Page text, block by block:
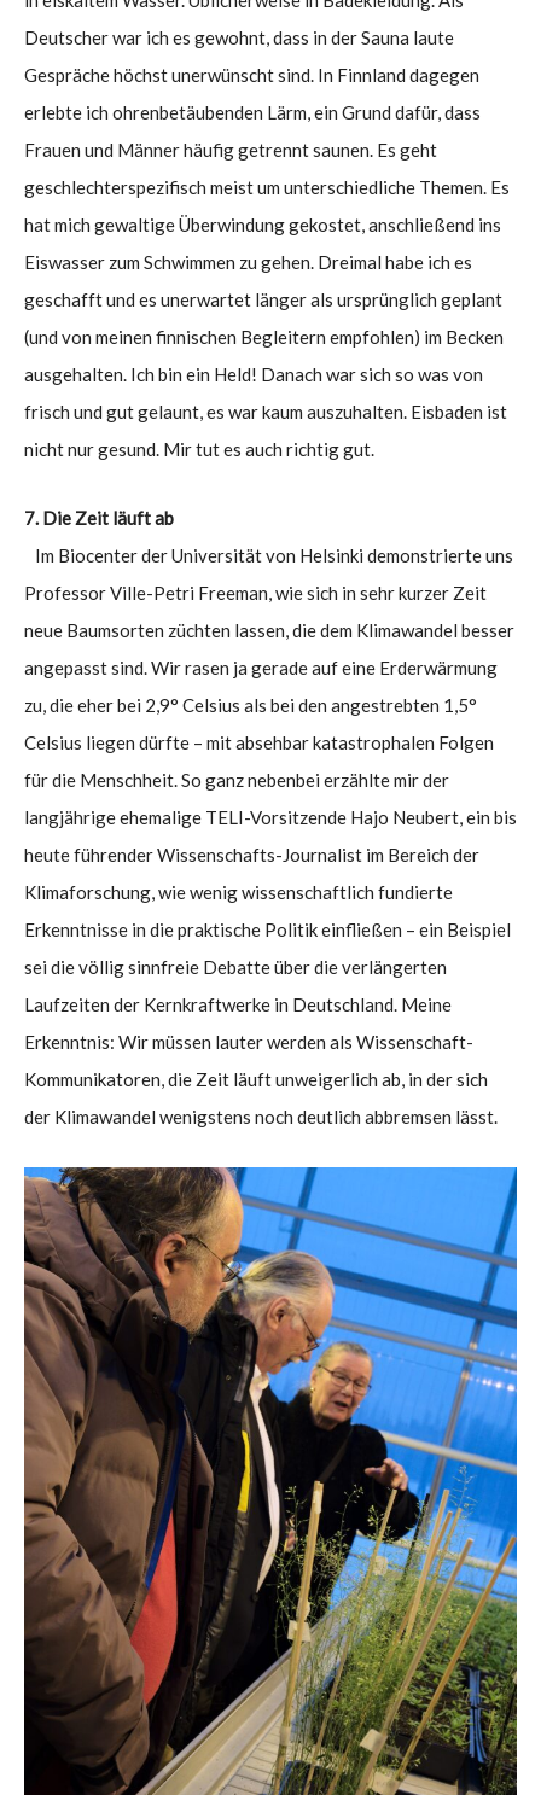
Deutscher war ich es gewohnt, dass in der Sauna laute
Gespräche höchst unerwünscht sind. In Finnland dagegen
erlebte ich ohrenbetäubenden Lärm, ein Grund dafür, dass
Frauen und Männer häufig getrennt saunen. Es geht
geschlechterspezifisch meist um unterschiedliche Themen. Es
hat mich gewaltige Überwindung gekostet, anschließend ins
Eiswasser zum Schwimmen zu gehen. Dreimal habe ich es
geschafft und es unerwartet länger als ursprünglich geplant
(und von meinen finnischen Begleitern empfohlen) im Becken
ausgehalten. Ich bin ein Held! Danach war sich so was von
frisch und gut gelaunt, es war kaum auszuhalten. Eisbaden ist
nicht nur gesund. Mir tut es auch richtig gut.
7. Die Zeit läuft ab
Im Biocenter der Universität von Helsinki demonstrierte uns
Professor Ville-Petri Freeman, wie sich in sehr kurzer Zeit
neue Baumsorten züchten lassen, die dem Klimawandel besser
angepasst sind. Wir rasen ja gerade auf eine Erderwärmung
zu, die eher bei 2,9° Celsius als bei den angestrebten 1,5°
Celsius liegen dürfte – mit absehbar katastrophalen Folgen
für die Menschheit. So ganz nebenbei erzählte mir der
langjährige ehemalige TELI-Vorsitzende Hajo Neubert, ein bis
heute führender Wissenschafts-Journalist im Bereich der
Klimaforschung, wie wenig wissenschaftlich fundierte
Erkenntnisse in die praktische Politik einfließen – ein Beispiel
sei die völlig sinnfreie Debatte über die verlängerten
Laufzeiten der Kernkraftwerke in Deutschland. Meine
Erkenntnis: Wir müssen lauter werden als Wissenschaft-
Kommunikatoren, die Zeit läuft unweigerlich ab, in der sich
der Klimawandel wenigstens noch deutlich abbremsen lässt.